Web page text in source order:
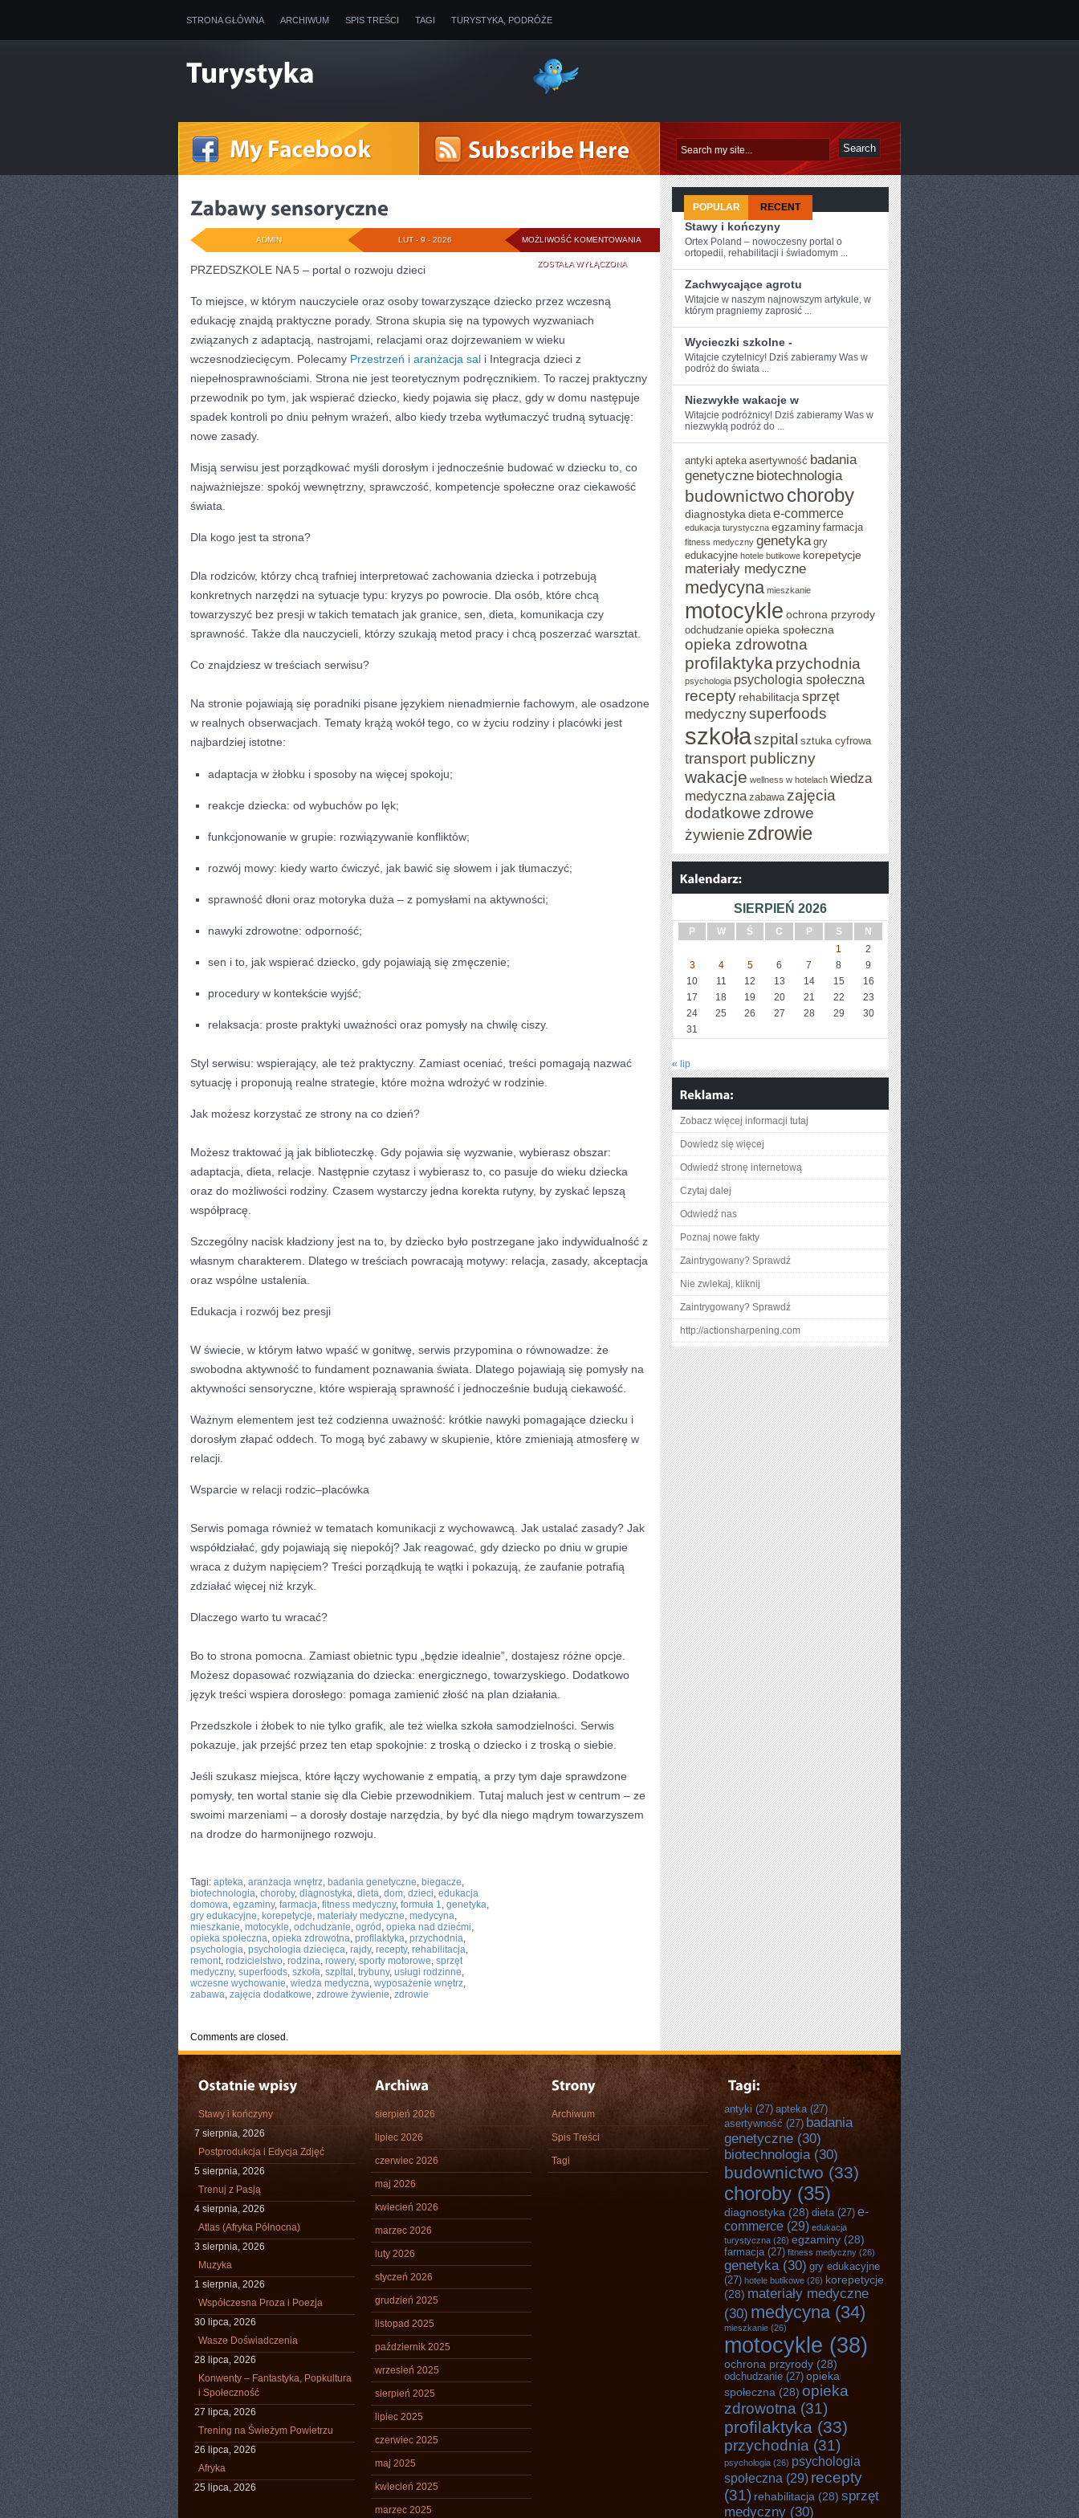
STRONA GŁÓWNA ARCHIWUM SPIS TREŚCI TAGI TURYSTYKA, PODRÓŻE
MOŻLIWOŚĆ KOMENTOWANIA ZABAWY
SENSORYCZNE
ZOSTAŁA WYŁĄCZONA
LUT - 9 - 2026
ADMIN
PRZEDSZKOLE NA 5 – portal o rozwoju dzieci
To miejsce, w którym nauczyciele oraz osoby towarzyszące dziecko przez wczesną
edukację znajdą praktyczne porady. Strona skupia się na typowych wyzwaniach
związanych z adaptacją, nastrojami, relacjami oraz dojrzewaniem w wieku
wczesnodziecięcym. Polecamy Przestrzeń i aranżacja sal i Integracja dzieci z
niepełnosprawnościami. Strona nie jest teoretycznym podręcznikiem. To raczej praktyczny
przewodnik po tym, jak wspierać dziecko, kiedy pojawia się płacz, gdy w domu następuje
spadek kontroli po dniu pełnym wrażeń, albo kiedy trzeba wytłumaczyć trudną sytuację:
nowe zasady.
Misją serwisu jest porządkować myśli dorosłym i jednocześnie budować w dziecku to, co
najważniejsze: spokój wewnętrzny, sprawczość, kompetencje społeczne oraz ciekawość
świata.
Dla kogo jest ta strona?
Dla rodziców, którzy chcą trafniej interpretować zachowania dziecka i potrzebują
konkretnych narzędzi na sytuacje typu: kryzys po powrocie. Dla osób, które chcą
towarzyszyć bez presji w takich tematach jak granice, sen, dieta, komunikacja czy
sprawność. Także dla nauczycieli, którzy szukają metod pracy i chcą poszerzać warsztat.
Co znajdziesz w treściach serwisu?
Na stronie pojawiają się poradniki pisane językiem nienadmiernie fachowym, ale osadzone
w realnych obserwacjach. Tematy krążą wokół tego, co w życiu rodziny i placówki jest
najbardziej istotne:
adaptacja w żłobku i sposoby na więcej spokoju;
reakcje dziecka: od wybuchów po lęk;
funkcjonowanie w grupie: rozwiązywanie konfliktów;
rozwój mowy: kiedy warto ćwiczyć, jak bawić się słowem i jak tłumaczyć;
sprawność dłoni oraz motoryka duża – z pomysłami na aktywności;
nawyki zdrowotne: odporność;
sen i to, jak wspierać dziecko, gdy pojawiają się zmęczenie;
procedury w kontekście wyjść;
relaksacja: proste praktyki uważności oraz pomysły na chwilę ciszy.
Styl serwisu: wspierający, ale też praktyczny. Zamiast oceniać, treści pomagają nazwać
sytuację i proponują realne strategie, które można wdrożyć w rodzinie.
Jak możesz korzystać ze strony na co dzień?
Możesz traktować ją jak biblioteczkę. Gdy pojawia się wyzwanie, wybierasz obszar:
adaptacja, dieta, relacje. Następnie czytasz i wybierasz to, co pasuje do wieku dziecka
oraz do możliwości rodziny. Czasem wystarczy jedna korekta rutyny, by zyskać lepszą
współpracę.
Szczególny nacisk kładziony jest na to, by dziecko było postrzegane jako indywidualność z
własnym charakterem. Dlatego w treściach powracają motywy: relacja, zasady, akceptacja
oraz wspólne ustalenia.
Edukacja i rozwój bez presji
W świecie, w którym łatwo wpaść w gonitwę, serwis przypomina o równowadze: że
swobodna aktywność to fundament poznawania świata. Dlatego pojawiają się pomysły na
aktywności sensoryczne, które wspierają sprawność i jednocześnie budują ciekawość.
Ważnym elementem jest też codzienna uważność: krótkie nawyki pomagające dziecku i
dorosłym złapać oddech. To mogą być zabawy w skupienie, które zmieniają atmosferę w
relacji.
Wsparcie w relacji rodzic–placówka
Serwis pomaga również w tematach komunikacji z wychowawcą. Jak ustalać zasady? Jak
współdziałać, gdy pojawiają się niepokój? Jak reagować, gdy dziecko po dniu w grupie
wraca z dużym napięciem? Treści porządkują te wątki i pokazują, że zaufanie potrafią
zdziałać więcej niż krzyk.
Dlaczego warto tu wracać?
Bo to strona pomocna. Zamiast obietnic typu „będzie idealnie”, dostajesz różne opcje.
Możesz dopasować rozwiązania do dziecka: energicznego, towarzyskiego. Dodatkowo
język treści wspiera dorosłego: pomaga zamienić złość na plan działania.
Przedszkole i żłobek to nie tylko grafik, ale też wielka szkoła samodzielności. Serwis
pokazuje, jak przejść przez ten etap spokojnie: z troską o dziecko i z troską o siebie.
Jeśli szukasz miejsca, które łączy wychowanie z empatią, a przy tym daje sprawdzone
pomysły, ten wortal stanie się dla Ciebie przewodnikiem. Tutaj maluch jest w centrum – ze
swoimi marzeniami – a dorosły dostaje narzędzia, by być dla niego mądrym towarzyszem
na drodze do harmonijnego rozwoju.
Tagi: apteka aranżacja wnętrz badania genetyczne biegacze
biotechnologia choroby, diagnostyka dieta dom dzieci edukacja
domowa egzaminy, farmacja fitness medyczny, formuła 1 genetyka
gry edukacyjne korepetycje materiały medyczne medycyna
mieszkanie motocykle odchudzanie ogród opieka nad dziećmi
opieka społeczna opieka zdrowotna profilaktyka przychodnia
psychologia psychologia dziecięca rajdy, recepty, rehabilitacja
remont rodzicielstwo rodzina rowery, sporty motorowe sprzęt
medyczny, superfoods szkoła szpital trybuny, usługi rodzinne
wczesne wychowanie wiedza medyczna wyposażenie wnętrz
zabawa zajęcia dodatkowe zdrowe żywienie zdrowie
Comments are closed.
POPULAR RECENT
Stawy i kończyny
Ortex Poland – nowoczesny portal o
ortopedii, rehabilitacji i świadomym ...
Zachwycające agrotu
Witajcie w naszym najnowszym‌ artykule, w
którym pragniemy zaprosić ...
Wycieczki szkolne -
Witajcie czytelnicy!​ Dziś‌ zabieramy Was w
podróż do świata ...
Niezwykłe wakacje w
Witajcie podróżnicy!⁤ Dziś zabieramy Was w
niezwykłą podróż do ...
antyki apteka asertywność badania
genetyczne biotechnologia
budownictwo choroby
diagnostyka dieta e-commerce
edukacja turystyczna egzaminy farmacja
fitness medyczny genetyka gry
edukacyjne hotele butikowe korepetycje
materiały medyczne
medycyna mieszkanie
motocykle ochrona przyrody
odchudzanie opieka społeczna
opieka zdrowotna
profilaktykaprzychodnia
psychologia psychologia społeczna
recepty rehabilitacja sprzęt
medycznysuperfoods
szkołaszpital sztuka cyfrowa
transport publiczny
wakacje wellness w hotelach wiedza
medyczna zabawa zajęcia
dodatkowe zdrowe
żywienie zdrowie
SIERPIEŃ 2026
P W Ś C P S
N
1
2
3
4 5 6 7 8
9
10
11 12 13 14 15
16
17
18 19 20 21 22
23
24
25 26 27 28 29
30
31
« lip
Zobacz więcej informacji tutaj
Dowiedz się więcej
Odwiedź stronę internetową
Czytaj dalej
Odwiedź nas
Poznaj nowe fakty
Zaintrygowany? Sprawdź
Nie zwlekaj, kliknij
Zaintrygowany? Sprawdź
http://actionsharpening.com
Stawy i kończyny
7 sierpnia, 2026
Postprodukcja i Edycja Zdjęć
5 sierpnia, 2026
Trenuj z Pasją
4 sierpnia, 2026
Atlas (Afryka Północna)
3 sierpnia, 2026
Muzyka
1 sierpnia, 2026
Współczesna Proza i Poezja
30 lipca, 2026
Wasze Doświadczenia
28 lipca, 2026
Konwenty – Fantastyka, Popkultura
i Społeczność
27 lipca, 2026
Trening na Świeżym Powietrzu
26 lipca, 2026
Afryka
25 lipca, 2026
sierpień 2026
lipiec 2026
czerwiec 2026
maj 2026
kwiecień 2026
marzec 2026
luty 2026
styczeń 2026
grudzień 2025
listopad 2025
październik 2025
wrzesień 2025
sierpień 2025
lipiec 2025
czerwiec 2025
maj 2025
kwiecień 2025
marzec 2025
Archiwum
Spis Treści
Tagi
antyki (27) apteka (27)
asertywność (27) badania
genetyczne (30)
biotechnologia (30)
budownictwo (33)
choroby (35)
diagnostyka (28) dieta (27) e-
commerce (29) edukacja
turystyczna (26) egzaminy (28)
farmacja (27) fitness medyczny (26)
genetyka (30) gry edukacyjne
(27) hotele butikowe (26) korepetycje
(28) materiały medyczne
(30) medycyna (34)
mieszkanie (26)
motocykle (38)
ochrona przyrody (28)
odchudzanie (27) opieka
społeczna (28) opieka
zdrowotna (31)
profilaktyka (33)
przychodnia (31)
psychologia (26) psychologia
społeczna (29) recepty
(31) rehabilitacja (28) sprzęt
medyczny (30)